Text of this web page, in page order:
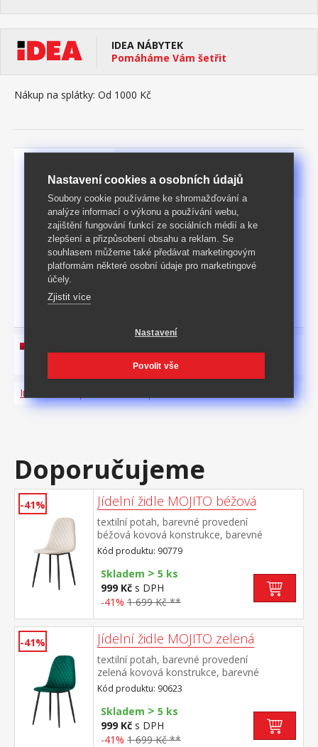
IDEA NÁBYTEK
Pomáháme Vám šetřit
Nákup na splátky: Od 1000 Kč
Parametry Podrobný popis
Rozměry [cm]
44 × 50 × 89 (š × h × v)
Hmotnost
5kg
Povrch
textilní potah
Materiál
návod k montáži ke stažení zde
Informace o produktu a bezpečnosti
Doporučujeme
-41% Jídelní židle MOJITO béžová
textilní potah, barevné provedení
béžová kovová konstrukce, barevné
provedení černá výška sedu 48
cm doporučená nosnost do 120 kg
Kód produktu: 90779
Skladem > 5 ks
999 Kč s DPH
-41% 1 699 Kč **
-41% Jídelní židle MOJITO zelená
textilní potah, barevné provedení
zelená kovová konstrukce, barevné
provedení černá výška sedu 48
cm doporučená nosnost do 120 kg
Kód produktu: 90623
Skladem > 5 ks
999 Kč s DPH
-41% 1 699 Kč **
Nastavení cookies a osobních údajů
Soubory cookie používáme ke shromažďování a
analýze informací o výkonu a používání webu,
zajištění fungování funkcí ze sociálních médií a ke
zlepšení a přizpůsobení obsahu a reklam. Se
souhlasem můžeme také předávat marketingovým
platformám některé osobní údaje pro marketingové
účely.
Zjistit více
Nastavení
Povolit vše